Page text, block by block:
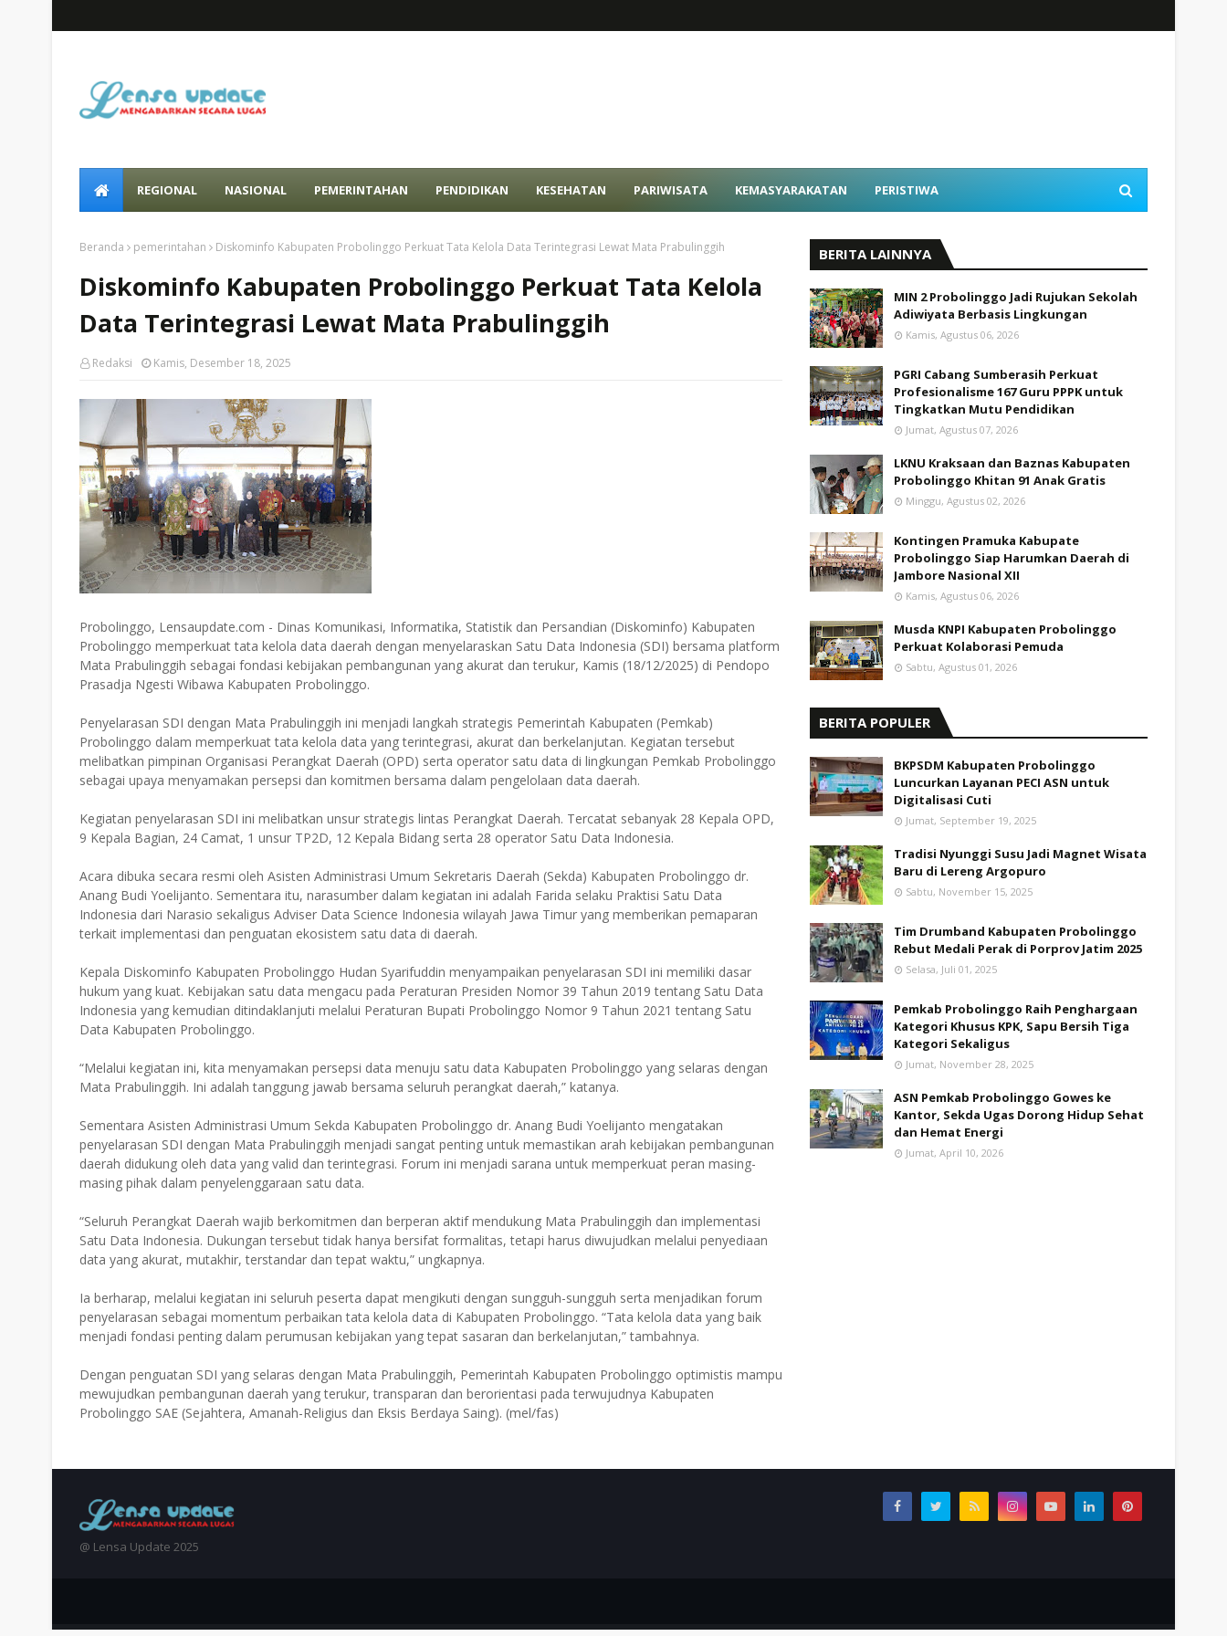
REGIONAL NASIONAL PEMERINTAHAN PENDIDIKAN KESEHATAN PARIWISATA KEMASYARAKATAN PERISTIWA
Beranda pemerintahan Diskominfo Kabupaten Probolinggo Perkuat Tata Kelola Data Terintegrasi Lewat Mata Prabulinggih
Diskominfo Kabupaten Probolinggo Perkuat Tata Kelola
Data Terintegrasi Lewat Mata Prabulinggih
Redaksi Kamis, Desember 18, 2025
Probolinggo, Lensaupdate.com - Dinas Komunikasi, Informatika, Statistik dan Persandian (Diskominfo) Kabupaten
Probolinggo memperkuat tata kelola data daerah dengan menyelaraskan Satu Data Indonesia (SDI) bersama platform
Mata Prabulinggih sebagai fondasi kebijakan pembangunan yang akurat dan terukur, Kamis (18/12/2025) di Pendopo
Prasadja Ngesti Wibawa Kabupaten Probolinggo.
Penyelarasan SDI dengan Mata Prabulinggih ini menjadi langkah strategis Pemerintah Kabupaten (Pemkab)
Probolinggo dalam memperkuat tata kelola data yang terintegrasi, akurat dan berkelanjutan. Kegiatan tersebut
melibatkan pimpinan Organisasi Perangkat Daerah (OPD) serta operator satu data di lingkungan Pemkab Probolinggo
sebagai upaya menyamakan persepsi dan komitmen bersama dalam pengelolaan data daerah.
Kegiatan penyelarasan SDI ini melibatkan unsur strategis lintas Perangkat Daerah. Tercatat sebanyak 28 Kepala OPD,
9 Kepala Bagian, 24 Camat, 1 unsur TP2D, 12 Kepala Bidang serta 28 operator Satu Data Indonesia.
Acara dibuka secara resmi oleh Asisten Administrasi Umum Sekretaris Daerah (Sekda) Kabupaten Probolinggo dr.
Anang Budi Yoelijanto. Sementara itu, narasumber dalam kegiatan ini adalah Farida selaku Praktisi Satu Data
Indonesia dari Narasio sekaligus Adviser Data Science Indonesia wilayah Jawa Timur yang memberikan pemaparan
terkait implementasi dan penguatan ekosistem satu data di daerah.
Kepala Diskominfo Kabupaten Probolinggo Hudan Syarifuddin menyampaikan penyelarasan SDI ini memiliki dasar
hukum yang kuat. Kebijakan satu data mengacu pada Peraturan Presiden Nomor 39 Tahun 2019 tentang Satu Data
Indonesia yang kemudian ditindaklanjuti melalui Peraturan Bupati Probolinggo Nomor 9 Tahun 2021 tentang Satu
Data Kabupaten Probolinggo.
“Melalui kegiatan ini, kita menyamakan persepsi data menuju satu data Kabupaten Probolinggo yang selaras dengan
Mata Prabulinggih. Ini adalah tanggung jawab bersama seluruh perangkat daerah,” katanya.
Sementara Asisten Administrasi Umum Sekda Kabupaten Probolinggo dr. Anang Budi Yoelijanto mengatakan
penyelarasan SDI dengan Mata Prabulinggih menjadi sangat penting untuk memastikan arah kebijakan pembangunan
daerah didukung oleh data yang valid dan terintegrasi. Forum ini menjadi sarana untuk memperkuat peran masing-
masing pihak dalam penyelenggaraan satu data.
“Seluruh Perangkat Daerah wajib berkomitmen dan berperan aktif mendukung Mata Prabulinggih dan implementasi
Satu Data Indonesia. Dukungan tersebut tidak hanya bersifat formalitas, tetapi harus diwujudkan melalui penyediaan
data yang akurat, mutakhir, terstandar dan tepat waktu,” ungkapnya.
Ia berharap, melalui kegiatan ini seluruh peserta dapat mengikuti dengan sungguh-sungguh serta menjadikan forum
penyelarasan sebagai momentum perbaikan tata kelola data di Kabupaten Probolinggo. “Tata kelola data yang baik
menjadi fondasi penting dalam perumusan kebijakan yang tepat sasaran dan berkelanjutan,” tambahnya.
Dengan penguatan SDI yang selaras dengan Mata Prabulinggih, Pemerintah Kabupaten Probolinggo optimistis mampu
mewujudkan pembangunan daerah yang terukur, transparan dan berorientasi pada terwujudnya Kabupaten
Probolinggo SAE (Sejahtera, Amanah-Religius dan Eksis Berdaya Saing). (mel/fas)
BERITA LAINNYA
MIN 2 Probolinggo Jadi Rujukan Sekolah
Adiwiyata Berbasis Lingkungan
Kamis, Agustus 06, 2026
PGRI Cabang Sumberasih Perkuat
Profesionalisme 167 Guru PPPK untuk
Tingkatkan Mutu Pendidikan
Jumat, Agustus 07, 2026
LKNU Kraksaan dan Baznas Kabupaten
Probolinggo Khitan 91 Anak Gratis
Minggu, Agustus 02, 2026
Kontingen Pramuka Kabupate
Probolinggo Siap Harumkan Daerah di
Jambore Nasional XII
Kamis, Agustus 06, 2026
Musda KNPI Kabupaten Probolinggo
Perkuat Kolaborasi Pemuda
Sabtu, Agustus 01, 2026
BERITA POPULER
BKPSDM Kabupaten Probolinggo
Luncurkan Layanan PECI ASN untuk
Digitalisasi Cuti
Jumat, September 19, 2025
Tradisi Nyunggi Susu Jadi Magnet Wisata
Baru di Lereng Argopuro
Sabtu, November 15, 2025
Tim Drumband Kabupaten Probolinggo
Rebut Medali Perak di Porprov Jatim 2025
Selasa, Juli 01, 2025
Pemkab Probolinggo Raih Penghargaan
Kategori Khusus KPK, Sapu Bersih Tiga
Kategori Sekaligus
Jumat, November 28, 2025
ASN Pemkab Probolinggo Gowes ke
Kantor, Sekda Ugas Dorong Hidup Sehat
dan Hemat Energi
Jumat, April 10, 2026
@ Lensa Update 2025